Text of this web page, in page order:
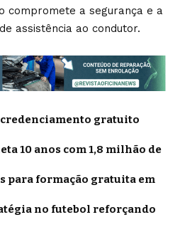
compromete a segurança e a
assistência ao condutor.
credenciamento gratuito
10 anos com 1,8 milhão de
para formação gratuita em
no futebol reforçando